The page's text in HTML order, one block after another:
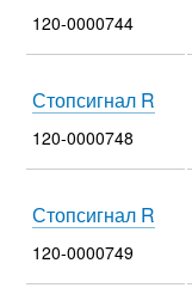
120-0000744
Стопсигнал R
120-0000748
Стопсигнал R
120-0000749